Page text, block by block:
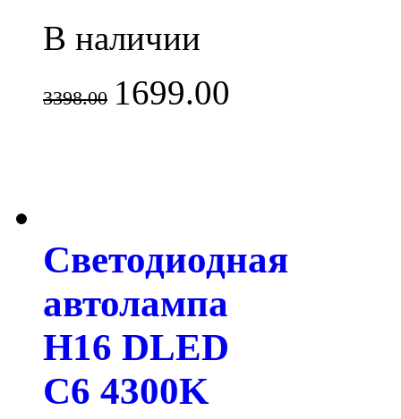
В наличии
3398.00 1699.00
Светодиодная
автолампа
H16 DLED
C6 4300K